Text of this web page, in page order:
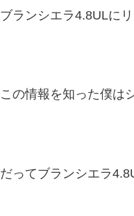
ブランシエラ4.8ULに
この情報を知った僕は
だってブランシエラ